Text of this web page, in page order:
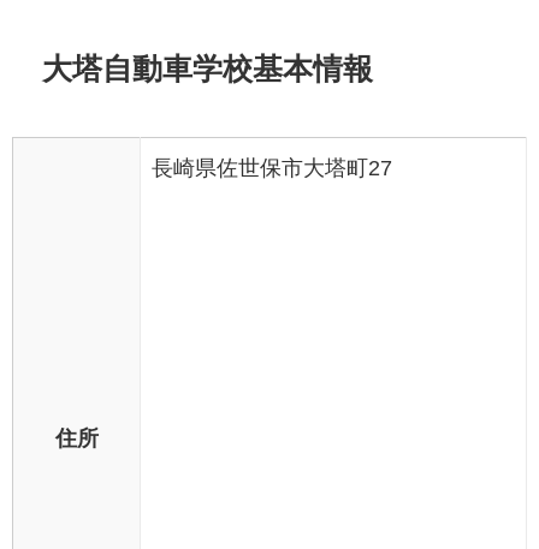
大塔自動車学校基本情報
住所
長崎県佐世保市大塔町27